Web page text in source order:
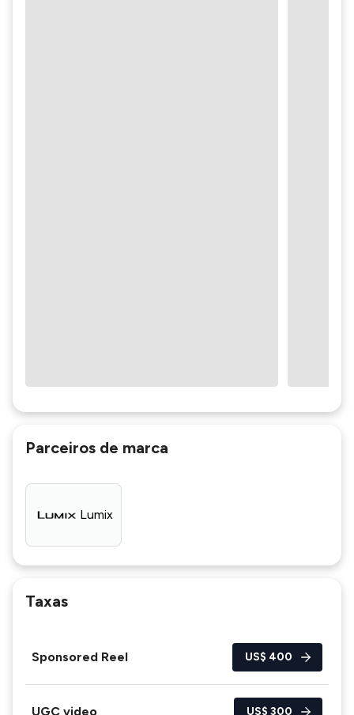
Parceiros de marca
Lumix
Taxas
Sponsored Reel US$ 400
UGC video US$ 300